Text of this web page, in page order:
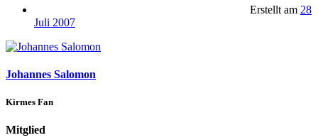
Erstellt am 28
Juli 2007
Johannes Salomon
Kirmes Fan
Mitglied